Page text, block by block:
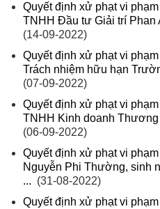
Quyết định xử phạt vi
TNHH Đầu tư Giải trí Phan
(14-09-2022)
Quyết định xử phạt vi
Trách nhiệm hữu hạn
(07-09-2022)
Quyết định xử phạt vi
TNHH Kinh doanh
(06-09-2022)
Quyết định xử phạt vi
Nguyễn Phi Thường, sinh
... (31-08-2022)
Quyết định xử phạt vi